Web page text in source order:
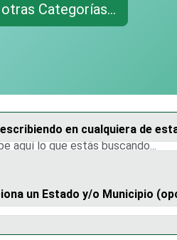
Categorías...
en cualquiera de
un Estado y/o Municipio
un Estado